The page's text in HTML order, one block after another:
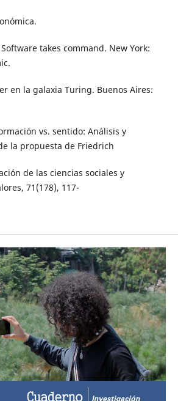
takes command. New York:
en la galaxia Turing. Buenos Aires:
vs. sentido: Análisis y
la propuesta de Friedrich
de las ciencias sociales y
71(178), 117-